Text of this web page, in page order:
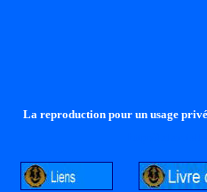
La reproduction pour un usage